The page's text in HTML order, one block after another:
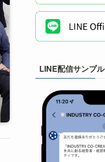
LINE配信サンプル